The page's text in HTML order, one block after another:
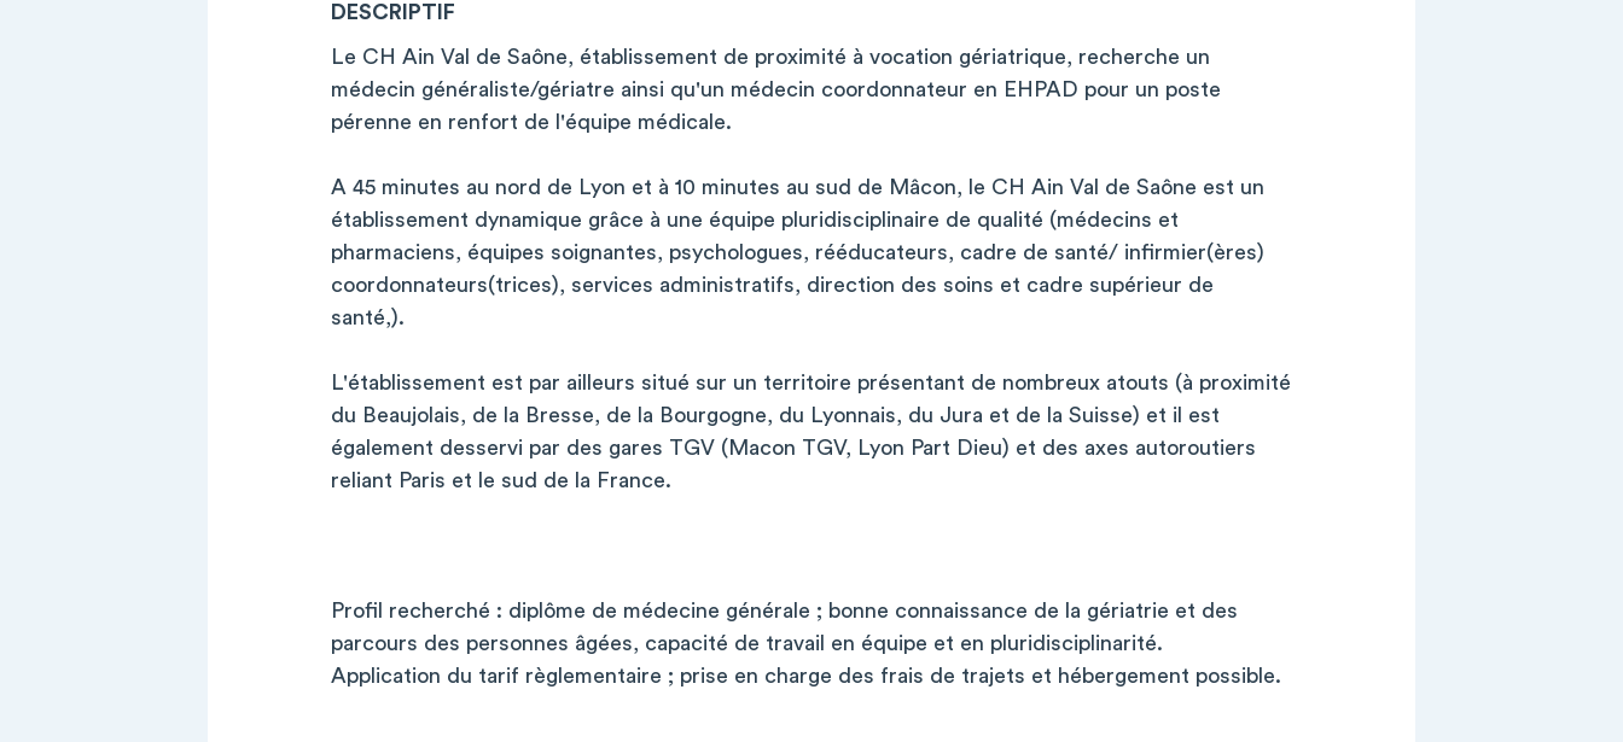
DESCRIPTIF
Le CH Ain Val de Saône, établissement de proximité à vocation gériatrique, recherche un
médecin généraliste/gériatre ainsi qu'un médecin coordonnateur en EHPAD pour un poste
pérenne en renfort de l'équipe médicale.
A 45 minutes au nord de Lyon et à 10 minutes au sud de Mâcon, le CH Ain Val de Saône est un
établissement dynamique grâce à une équipe pluridisciplinaire de qualité (médecins et
pharmaciens, équipes soignantes, psychologues, rééducateurs, cadre de santé/ infirmier(ères)
coordonnateurs(trices), services administratifs, direction des soins et cadre supérieur de
santé,).
L'établissement est par ailleurs situé sur un territoire présentant de nombreux atouts (à proximité
du Beaujolais, de la Bresse, de la Bourgogne, du Lyonnais, du Jura et de la Suisse) et il est
également desservi par des gares TGV (Macon TGV, Lyon Part Dieu) et des axes autoroutiers
reliant Paris et le sud de la France.
Profil recherché : diplôme de médecine générale ; bonne connaissance de la gériatrie et des
parcours des personnes âgées, capacité de travail en équipe et en pluridisciplinarité.
Application du tarif règlementaire ; prise en charge des frais de trajets et hébergement possible.